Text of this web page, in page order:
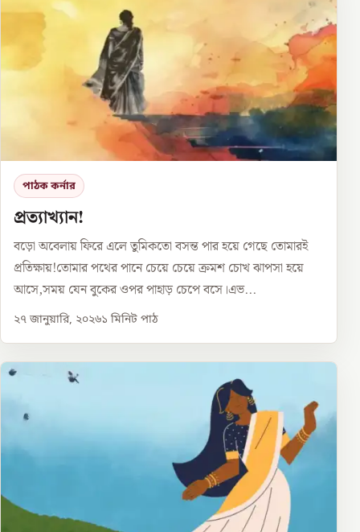
পাঠক কর্নার
প্রত্যাখ্যান!
বড়ো অবেলায় ফিরে এলে তুমিকতো বসন্ত পার হয়ে গেছে তোমারই
প্রতিক্ষায়!তোমার পথের পানে চেয়ে চেয়ে ক্রমশ চোখ ঝাপসা হয়ে
আসে,সময় যেন বুকের ওপর পাহাড় চেপে বসে।এভ...
২৭ জানুয়ারি, ২০২৬১ মিনিট পাঠ